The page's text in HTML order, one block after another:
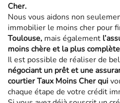
Cher.
Nous vous aidons non
immobilier le moins cher pour
Toulouse, mais également
moins chère et la plus
Il est possible de réaliser de
négociant un prêt et une
courtier Taux Moins Cher qui
chaque étape de votre crédit